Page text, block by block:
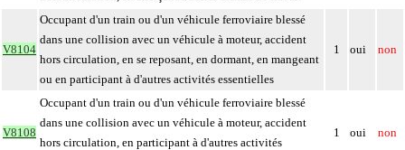
V8104
Occupant d'un train ou d'un véhicule ferroviaire blessé
dans une collision avec un véhicule à moteur, accident
hors circulation, en se reposant, en dormant, en mangeant
ou en participant à d'autres activités essentielles
1 oui non
V8108
Occupant d'un train ou d'un véhicule ferroviaire blessé
dans une collision avec un véhicule à moteur, accident
hors circulation, en participant à d'autres activités
1 oui non